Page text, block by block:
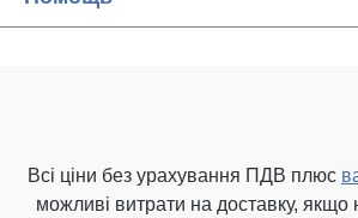
Всі ціни без урахування ПДВ плюс
можливі витрати на доставку, якщо